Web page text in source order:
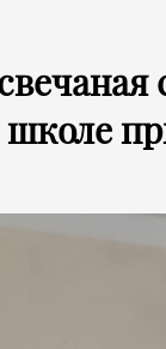
школе